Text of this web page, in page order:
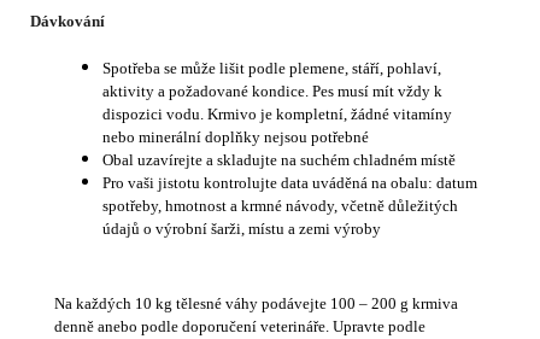
Dávkování
Spotřeba se může lišit podle plemene, stáří, pohlaví,
aktivity a požadované kondice. Pes musí mít vždy k
dispozici vodu. Krmivo je kompletní, žádné vitamíny
nebo minerální doplňky nejsou potřebné
Obal uzavírejte a skladujte na suchém chladném místě
Pro vaši jistotu kontrolujte data uváděná na obalu: datum
spotřeby, hmotnost a krmné návody, včetně důležitých
údajů o výrobní šarži, místu a zemi výroby
Na každých 10 kg tělesné váhy podávejte 100 – 200 g krmiva
denně anebo podle doporučení veterináře. Upravte podle